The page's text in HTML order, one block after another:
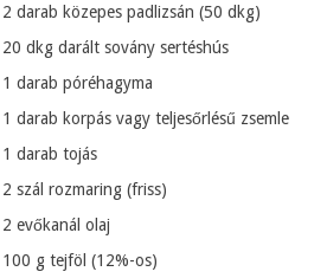
2 darab közepes padlizsán (50 dkg)
20 dkg darált sovány sertéshús
1 darab póréhagyma
1 darab korpás vagy teljesőrlésű zsemle
1 darab tojás
2 szál rozmaring (friss)
2 evőkanál olaj
100 g tejföl (12%-os)